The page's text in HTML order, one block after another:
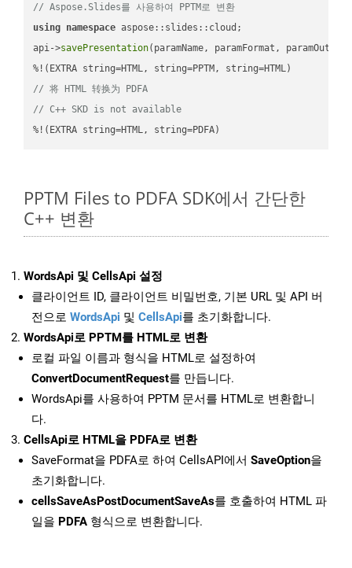
// Aspose.Slides를 사용하여 PPTM로 변환
using namespace aspose::slides::cloud;
api->savePresentation(paramName, paramFormat,
// 将 HTML 转换为 PDFA
// C++ SKD is not available
%!(EXTRA string=HTML, string=PDFA)
PPTM Files to PDFA SDK에서 간단한
C++ 변환
WordsApi 및 CellsApi 설정
클라이언트 ID, 클라이언트 비밀번호, 기본 URL 및 API 버
전으로 WordsApi 및 CellsApi를 초기화합니다.
WordsApi로 PPTM를 HTML로 변환
로컬 파일 이름과 형식을 HTML로 설정하여
ConvertDocumentRequest를 만듭니다.
WordsApi를 사용하여 PPTM 문서를 HTML로 변환합니
다.
CellsApi로 HTML을 PDFA로 변환
SaveFormat을 PDFA로 하여 CellsAPI에서 SaveOption을
초기화합니다.
cellsSaveAsPostDocumentSaveAs를 호출하여 HTML 파
일을 PDFA 형식으로 변환합니다.